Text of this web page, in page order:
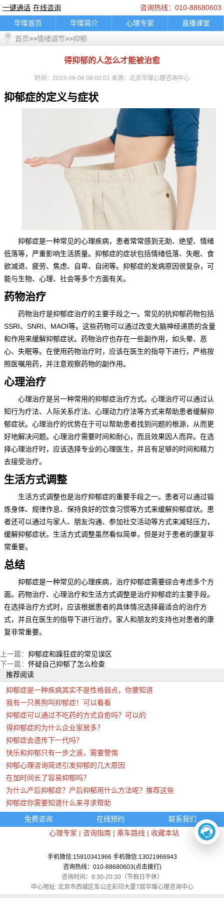
一键通话 在线咨询
咨询热线：010-88680603
华璨首页
华璨简介 心理专家
直播课堂
精彩推荐
咨询指南
婚烟情感 孩子教育
通知公告
首页>>情绪调节>>抑郁
得抑郁的人怎么才能被治愈
时间：2023-06-06 06:00:01 来源：北京华璨心理咨询中心
抑郁症的定义与症状
抑郁症是一种常见的心理疾病，患者常常感到无助、绝望、情绪
低落等，严重影响生活质量。抑郁症的症状包括情绪低落、失眠、食
欲减退、疲劳、焦虑、自卑、自闭等。抑郁症的发病原因很复杂，可
能与生物、心理、社会等多个方面有关。
药物治疗
药物治疗是抑郁症治疗的主要手段之一。常见的抗抑郁药物包括
SSRI、SNRI、MAOI等。这些药物可以通过改变大脑神经递质的含量
和作用来缓解抑郁症状。药物治疗也存在一些副作用，如头晕、恶
心、失眠等。在使用药物治疗时，应该在医生的指导下进行，严格按
照医嘱用药，并注意观察药物的副作用。
心理治疗
心理治疗是另一种常用的抑郁症治疗方式。心理治疗可以通过认
知行为疗法、人际关系疗法、心理动力疗法等方式来帮助患者缓解抑
郁症状。心理治疗的优势在于可以帮助患者找到问题的根源，从而更
好地解决问题。心理治疗需要时间和耐心，而且效果因人而异。在选
择心理治疗时，应该选择专业的心理医生，并且有足够的时间和精力
去接受治疗。
生活方式调整
生活方式调整也是治疗抑郁症的重要手段之一。患者可以通过锻
炼身体、规律作息、保持良好的饮食习惯等方式来缓解抑郁症状。患
者还可以通过与家人、朋友沟通、参加社交活动等方式来减轻压力，
缓解抑郁症状。生活方式调整虽然看似简单，但是对于患者的康复非
常重要。
总结
抑郁症是一种常见的心理疾病，治疗抑郁症需要综合考虑多个方
面。药物治疗、心理治疗和生活方式调整是治疗抑郁症的主要手段。
在选择治疗方式时，应该根据患者的具体情况选择最适合的治疗方
式，并且在医生的指导下进行治疗。家人和朋友的支持也对患者的康
复非常重要。
上一篇： 抑郁症和躁狂症的常见误区
下一篇： 怀疑自己抑郁了怎么检查
推荐阅读
抑郁症是一种疾病其实不是性格弱点，你要知道
我有一只黑狗叫抑郁症！可以看看
抑郁症可以通过不吃药的方式自愈吗？可以的
得抑郁症的为什么企业家居多？
抑郁症会遗传下一代吗？
快乐和抑郁只有一步之遥，需要警惕
抑郁心理咨询简述引发抑郁的几大原因
在加时间长了容易抑郁吗？
为什么产后抑郁症？产后抑郁用什么方法呢？推荐这些
抑郁症你需要知道什么来寻求帮助
免费咨询
在线预约
联系我们
心理专家 | 咨询指南 | 乘车路线 | 收藏本站
手机微信:15910341966 手机微信:13021966943
咨询热线：010-88680603(点击拨打)
咨询时间：8:30-20:30（节假日不休）
中心地址: 北京市西城区车公庄彩印大厦7层华璨心理咨询中心